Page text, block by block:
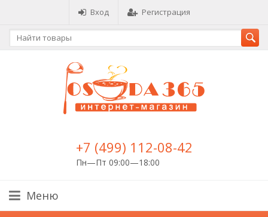
Вход Регистрация
+7 (499) 112-08-42
Пн—Пт 09:00—18:00
Меню